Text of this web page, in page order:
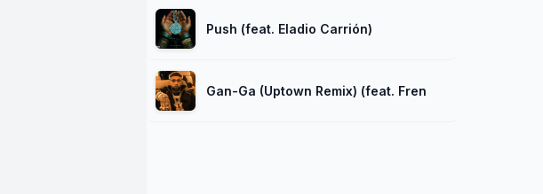
Push (feat. Eladio Carrión)
Gan-Ga (Uptown Remix) (feat. French Montana y Lil